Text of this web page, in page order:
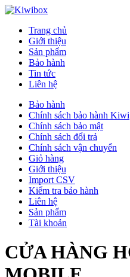
Trang chủ
Giới thiệu
Sản phẩm
Bảo hành
Tin tức
Liên hệ
Bảo hành
Chính sách bảo hành Kiwi
Chính sách bảo mật
Chính sách đổi trả
Chính sách vận chuyển
Giỏ hàng
Giới thiệu
Import CSV
Kiểm tra bảo hành
Liên hệ
Sản phẩm
Tài khoản
CỬA HÀNG